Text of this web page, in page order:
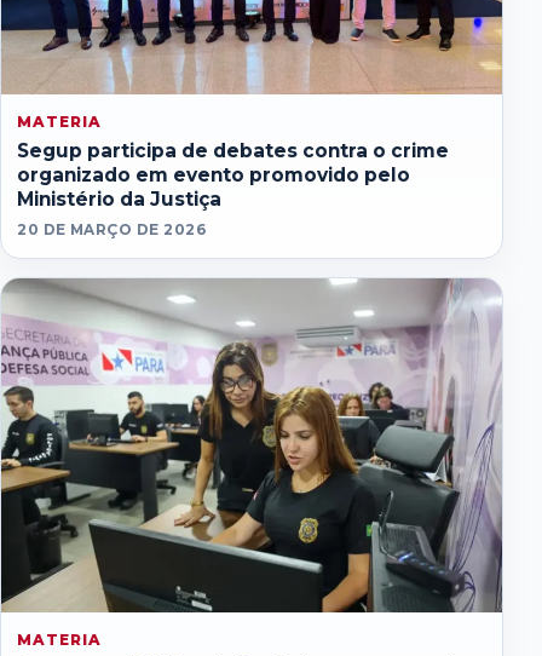
MATERIA
Segup participa de debates contra o crime
organizado em evento promovido pelo
Ministério da Justiça
20 DE MARÇO DE 2026
MATERIA